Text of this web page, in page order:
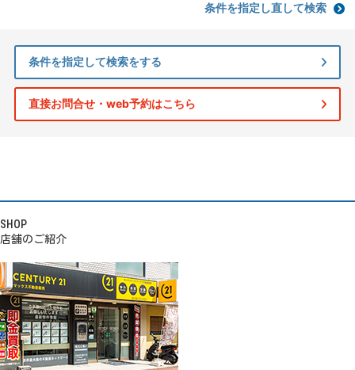
条件を指定し直して検索
条件を指定して検索をする
直接お問合せ・web予約はこちら
SHOP
店舗のご紹介